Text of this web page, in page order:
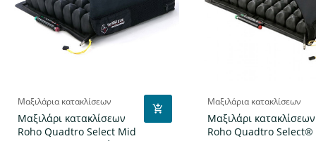
Μαξιλάρια κατακλίσεων
Μαξιλάρι κατακλίσεων
Roho Quadtro Select Mid
Μαξιλάρια κατακλίσεων
Μαξιλάρι κατακλίσεων
Roho Quadtro Select®